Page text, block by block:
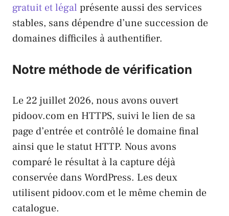
gratuit et légal présente aussi des services
stables, sans dépendre d’une succession de
domaines difficiles à authentifier.
Notre méthode de vérification
Le 22 juillet 2026, nous avons ouvert
pidoov.com en HTTPS, suivi le lien de sa
page d’entrée et contrôlé le domaine final
ainsi que le statut HTTP. Nous avons
comparé le résultat à la capture déjà
conservée dans WordPress. Les deux
utilisent pidoov.com et le même chemin de
catalogue.